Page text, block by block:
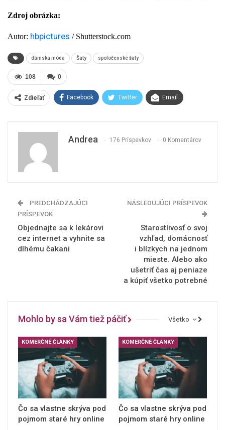
Zdroj obrázka:
Autor: hbpictures / Shutterstock.com
dámska móda Šaty spoločenské šaty
0
108
Zdieľať Facebook Twitter Email
Andrea 176 Príspevkov 0 Komentárov
PREDCHÁDZAJÚCI
PRÍSPEVOK
Objednajte sa k lekárovi
cez internet a vyhnite sa
dlhému čakani
NÁSLEDUJÚCI PRÍSPEVOK
Starostlivosť o svoj
vzhľad, domácnosť
i blízkych na jednom
mieste. Alebo ako
ušetriť čas aj peniaze
a kúpiť všetko potrebné
Všetko
Mohlo by sa Vám tiež páčiť
KOMERČNÉ ČLÁNKY
Čo sa vlastne skrýva pod
pojmom staré hry online
KOMERČNÉ ČLÁNKY
Čo sa vlastne skrýva pod
pojmom staré hry online